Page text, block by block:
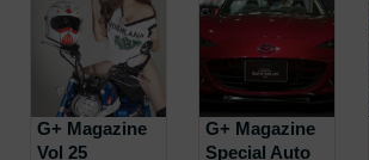
G+ Magazine
Vol 25
G+ Magazine
Special Auto